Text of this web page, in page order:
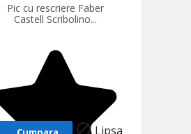
Vizualizare rapida
Pic cu rescriere Faber
Castell Scribolino...
 Lipsa